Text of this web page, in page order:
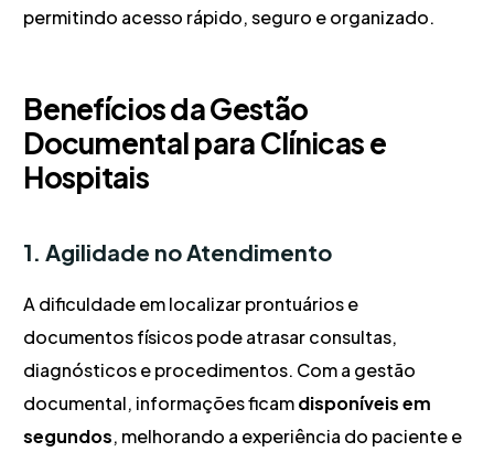
permitindo acesso rápido, seguro e organizado.
Benefícios da Gestão
Documental para Clínicas e
Hospitais
1. Agilidade no Atendimento
A dificuldade em localizar prontuários e
documentos físicos pode atrasar consultas,
diagnósticos e procedimentos. Com a gestão
documental, informações ficamdisponíveis em
segundos, melhorando a experiência do paciente e